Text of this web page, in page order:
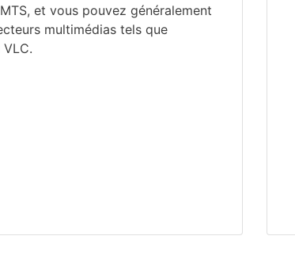
et vous pouvez généralement
multimédias tels que